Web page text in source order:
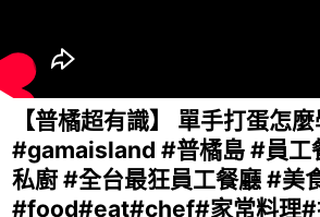
【普橘超有識】 單手打蛋怎
#gamaisland #普橘島 #員工
私廚 #全台最狂員工餐廳 #美
#food#eat#chef#家常料理#